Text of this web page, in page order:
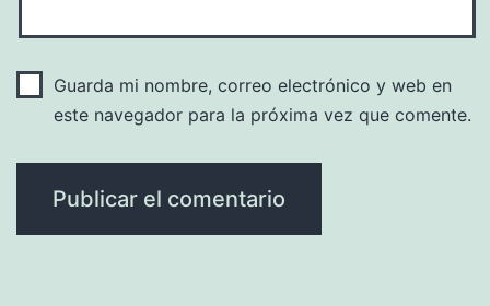
Guarda mi nombre, correo electrónico y web en
este navegador para la próxima vez que comente.